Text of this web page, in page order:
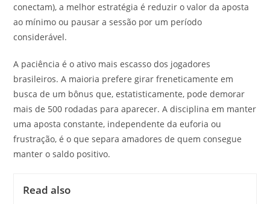
conectam), a melhor estratégia é reduzir o valor da aposta
ao mínimo ou pausar a sessão por um período
considerável.
A paciência é o ativo mais escasso dos jogadores
brasileiros. A maioria prefere girar freneticamente em
busca de um bônus que, estatisticamente, pode demorar
mais de 500 rodadas para aparecer. A disciplina em manter
uma aposta constante, independente da euforia ou
frustração, é o que separa amadores de quem consegue
manter o saldo positivo.
Read also